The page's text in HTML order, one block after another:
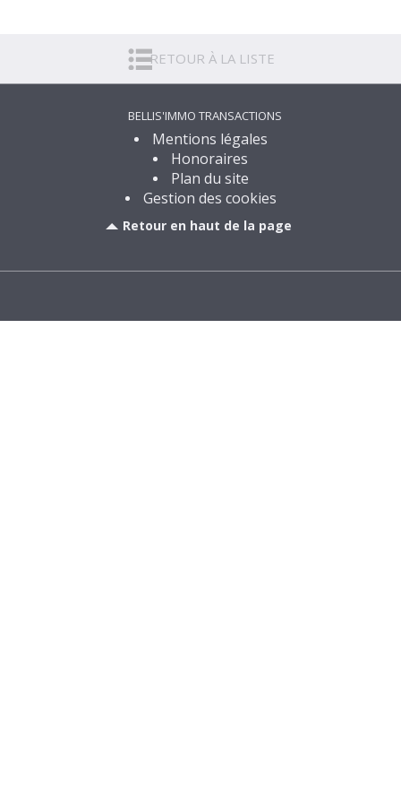
151 830€
RETOUR À LA LISTE
BELLIS'IMMO TRANSACTIONS
Mentions légales
Honoraires
Plan du site
Gestion des cookies
Retour en haut de la page